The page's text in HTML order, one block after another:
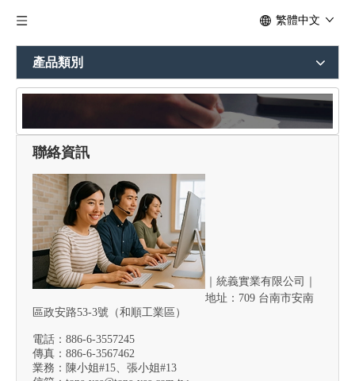
繁體中文
產品類別
聯絡資訊
｜ 統義實業有限公司｜
地址：709 台南市安南
區政安路53-3號（和順工業區）
電話：886-6-3557245
傳真：886-6-3567462
業務：陳小姐#15、張小姐#13